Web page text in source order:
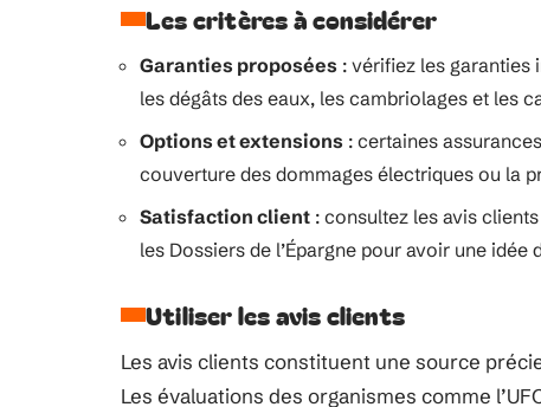
Les critères à considérer
Garanties proposées : vérifiez les garanties
les dégâts des eaux, les cambriolages et les
Options et extensions : certaines
couverture des dommages électriques ou la
Satisfaction client : consultez les avis
les Dossiers de l’Épargne pour avoir une
Utiliser les avis clients
Les avis clients constituent une source
Les évaluations des organismes comme